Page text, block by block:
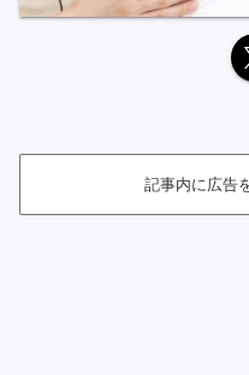
記事内に広告